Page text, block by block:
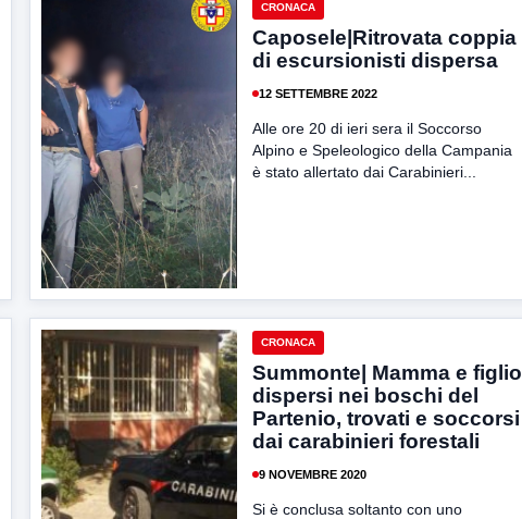
CRONACA
Caposele|Ritrovata coppia
di escursionisti dispersa
12 SETTEMBRE 2022
Alle ore 20 di ieri sera il Soccorso
Alpino e Speleologico della Campania
è stato allertato dai Carabinieri...
CRONACA
Summonte| Mamma e figlio
dispersi nei boschi del
Partenio, trovati e soccorsi
dai carabinieri forestali
9 NOVEMBRE 2020
Si è conclusa soltanto con uno